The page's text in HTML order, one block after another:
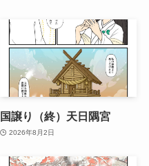
国譲り（終）天日隅宮
2026年8月2日